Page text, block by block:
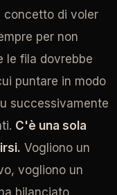
concetto di voler
per non
le fila dovrebbe
puntare in modo
successivamente
C'è una sola
Vogliono un
vogliono un
bilanciato,